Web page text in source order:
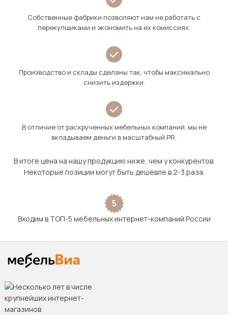
Собственные фабрики позволяют нам не работать с
перекупщиками и экономить на их комиссиях.
Производство и склады сделаны так, чтобы максимально
снизить издержки.
В отличие от раскрученных мебельных компаний, мы не
вкладываем деньги в масштабный PR.
В итоге цена на нашу продукцию ниже, чем у конкурентов.
Некоторые позиции могут быть дешевле в 2-3 раза.
5
Входим в ТОП-5 мебельных интернет-компаний России